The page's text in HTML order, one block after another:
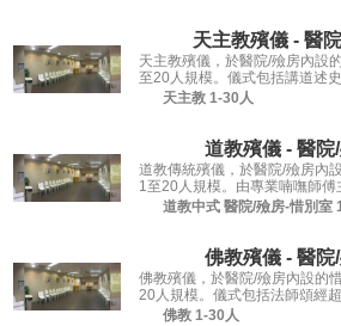
天主教殯儀 - 醫
天主教殯儀，於醫院/殮房內設
至20人規模。儀式包括講道述
等，讓親友從容道別。
天主教 1-30人
道教殯儀 - 醫
道教傳統殯儀，於醫院/殮房內
1至20人規模。由專業喃嘸師
人送行。
道教中式 醫院/殮房-惜別室
佛教殯儀 - 醫
佛教殯儀，於醫院/殮房內設的
20人規模。儀式包括法師頌經
佛教 1-30人